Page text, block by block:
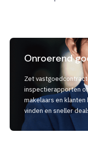
Onroerend
Zet
inspectierapporten
makelaars en
vinden en sneller